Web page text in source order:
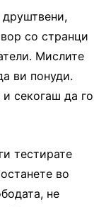
со странци
Мислите
ви понуди.
и секогаш да го
тестирате
во
не